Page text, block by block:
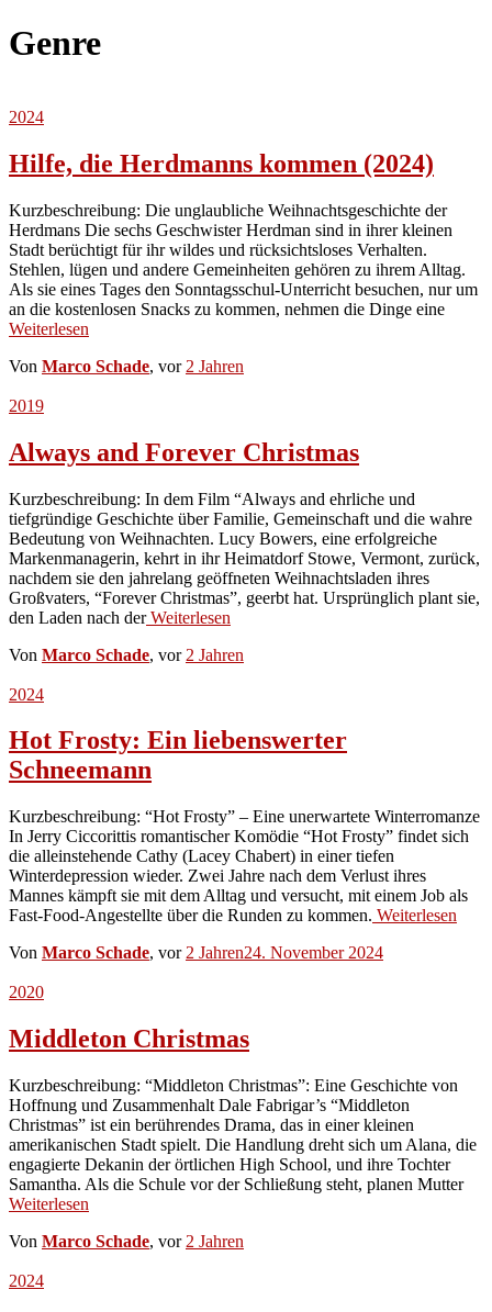
Genre
2024
Hilfe, die Herdmanns kommen (2024)
Kurzbeschreibung: Die unglaubliche Weihnachtsgeschichte der
Herdmans Die sechs Geschwister Herdman sind in ihrer kleinen
Stadt berüchtigt für ihr wildes und rücksichtsloses Verhalten.
Stehlen, lügen und andere Gemeinheiten gehören zu ihrem Alltag.
Als sie eines Tages den Sonntagsschul-Unterricht besuchen, nur um
an die kostenlosen Snacks zu kommen, nehmen die Dinge eine
Weiterlesen
Von Marco Schade, vor 2 Jahren
2019
Always and Forever Christmas
Kurzbeschreibung: In dem Film “Always and ehrliche und
tiefgründige Geschichte über Familie, Gemeinschaft und die wahre
Bedeutung von Weihnachten. Lucy Bowers, eine erfolgreiche
Markenmanagerin, kehrt in ihr Heimatdorf Stowe, Vermont, zurück,
nachdem sie den jahrelang geöffneten Weihnachtsladen ihres
Großvaters, “Forever Christmas”, geerbt hat. Ursprünglich plant sie,
den Laden nach derWeiterlesen
Von Marco Schade, vor 2 Jahren
2024
Hot Frosty: Ein liebenswerter
Schneemann
Kurzbeschreibung: “Hot Frosty” – Eine unerwartete Winterromanze
In Jerry Ciccorittis romantischer Komödie “Hot Frosty” findet sich
die alleinstehende Cathy (Lacey Chabert) in einer tiefen
Winterdepression wieder. Zwei Jahre nach dem Verlust ihres
Mannes kämpft sie mit dem Alltag und versucht, mit einem Job als
Fast-Food-Angestellte über die Runden zu kommen. Weiterlesen
Von Marco Schade, vor 2 Jahren24. November 2024
2020
Middleton Christmas
Kurzbeschreibung: “Middleton Christmas”: Eine Geschichte von
Hoffnung und Zusammenhalt Dale Fabrigar’s “Middleton
Christmas” ist ein berührendes Drama, das in einer kleinen
amerikanischen Stadt spielt. Die Handlung dreht sich um Alana, die
engagierte Dekanin der örtlichen High School, und ihre Tochter
Samantha. Als die Schule vor der Schließung steht, planen Mutter
Weiterlesen
Von Marco Schade, vor 2 Jahren
2024